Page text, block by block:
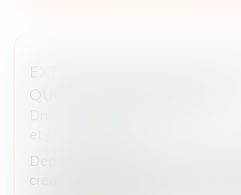
EXTRAIT KBIS ET
QUELLES DIFFÉRENCES ?
Depuis l’effectivité de la loi Pacte
création du RNE, les documents